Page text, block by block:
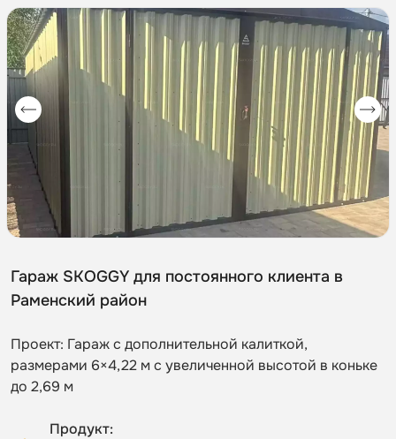
Гараж SKOGGY для постоянного клиента в
Раменский район
Проект: Гараж с дополнительной калиткой,
размерами 6×4,22 м с увеличенной высотой в коньке
до 2,69 м
Продукт